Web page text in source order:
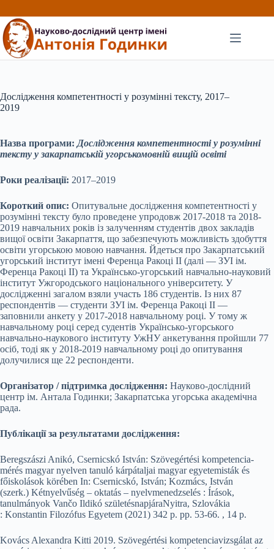
до
вмісту
Дослідження компетентності у розумінні тексту, 2017–
2019
Назва програми: Дослідження компетентності у розумінні
тексту у закарпатській угорськомовній вищій освіті
Роки реалізації: 2017–2019
Короткий опис: Опитувальне дослідження компетентності у
розумінні тексту було проведене упродовж 2017-2018 та 2018-
2019 навчальних років із залученням студентів двох закладів
вищої освіти Закарпаття, що забезпечують можливість здобуття
освіти угорською мовою навчання. Йдеться про Закарпатський
угорський інститут імені Ференца Ракоці ІІ (далі — ЗУІ ім.
Ференца Ракоці ІІ) та Українсько-угорський навчально-науковий
інститут Ужгородського національного університету. У
дослідженні загалом взяли участь 186 студентів. Із них 87
респондентів — студенти ЗУІ ім. Ференца Ракоці ІІ —
заповнили анкету у 2017-2018 навчальному році. У тому ж
навчальному році серед судентів Українсько-угорського
навчально-наукового інституту УжНУ анкетування пройшли 77
осіб, тоді як у 2018-2019 навчальному році до опитування
долучилися ще 22 респонденти.
Організатор / підтримка дослідження: Науково-дослідний
центр ім. Антала Годинки; Закарпатська угорська академічна
рада.
Публікації за результатами дослідження:
Beregszászi Anikó, Csernicskó István: Szövegértési kompetencia-
mérés magyar nyelven tanuló kárpátaljai magyar egyetemisták és
főiskolások körében In: Csernicskó, István; Kozmács, István
(szerk.) Kétnyelvűség – oktatás – nyelvmenedzselés : Írások,
tanulmányok Vančo Ildikó születésnapjáraNyitra, Szlovákia
: Konstantin Filozófus Egyetem (2021) 342 p. pp. 53-66. , 14 p.
Kovács Alexandra Kitti 2019. Szövegértési kompetenciavizsgálat az